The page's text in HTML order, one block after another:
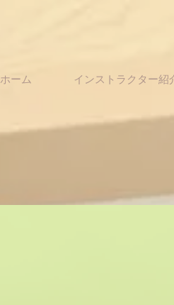
ホーム インストラクター紹